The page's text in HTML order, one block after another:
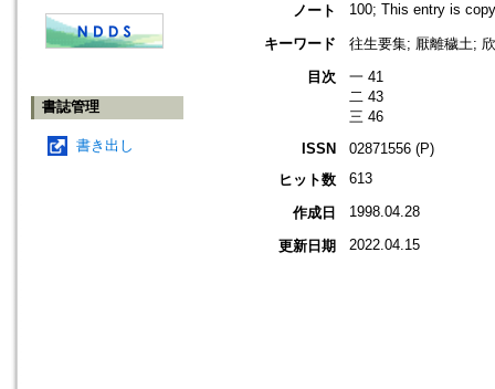
書誌管理
書き出し
ノート
100; This entry is
キーワード
往生要集; 厭離穢土;
目次
一 41
二 43
三 46
ISSN
02871556 (P)
ヒット数
613
作成日 1998.04.28
更新日期 2022.04.15